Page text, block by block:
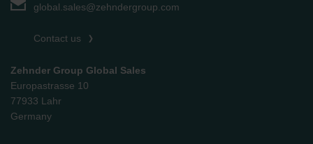
global.sales@zehndergroup.com
Contact us
Zehnder Group Global Sales
Europastrasse 10
77933 Lahr
Germany